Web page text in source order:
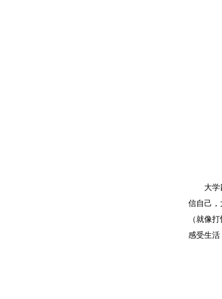
大
信自己，
（就像
感受生活